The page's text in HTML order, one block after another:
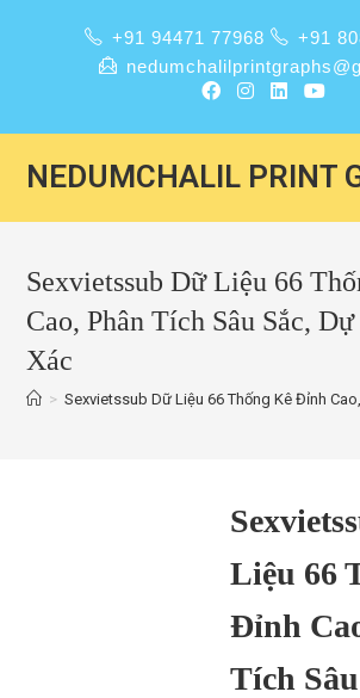
+91 94471 77968
+91
NEDUMCHALIL PRINT
Sexvietssub Dữ Liệu 66
Cao, Phân Tích Sâu Sắc,
Xác
> Sexvietssub Dữ Liệu 66 Thống Kê Đỉnh
Liệu 66
Đỉnh
Tích